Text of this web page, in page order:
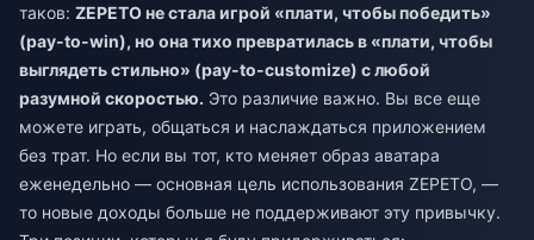
таков: ZEPETO не стала игрой «плати, чтобы победить»
(pay-to-win), но она тихо превратилась в «плати, чтобы
выглядеть стильно» (pay-to-customize) с любой
разумной скоростью. Это различие важно. Вы все еще
можете играть, общаться и наслаждаться приложением
без трат. Но если вы тот, кто меняет образ аватара
еженедельно — основная цель использования ZEPETO, —
то новые доходы больше не поддерживают эту привычку.